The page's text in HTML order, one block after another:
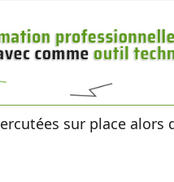
sur place alors